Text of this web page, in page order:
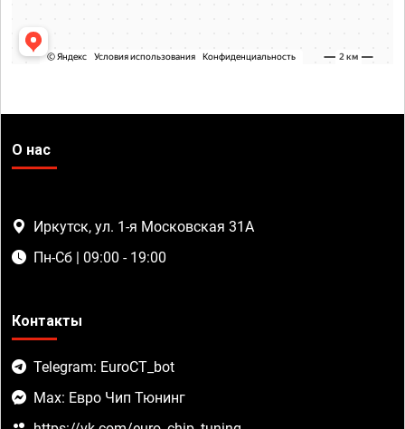
О нас
Иркутск, ул. 1-я Московская 31А
Пн-Сб | 09:00 - 19:00
Контакты
Telegram: EuroCT_bot
Max: Евро Чип Тюнинг